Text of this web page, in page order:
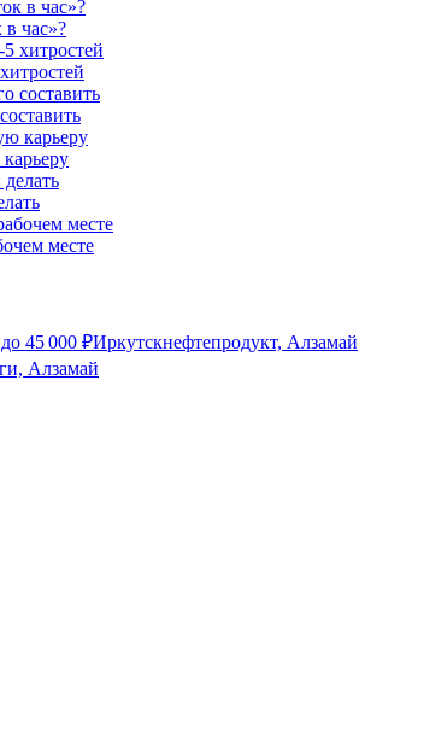
в час»?
месте
до 45 000 ₽Иркутскнефтепродукт, Алзамай
Алзамай